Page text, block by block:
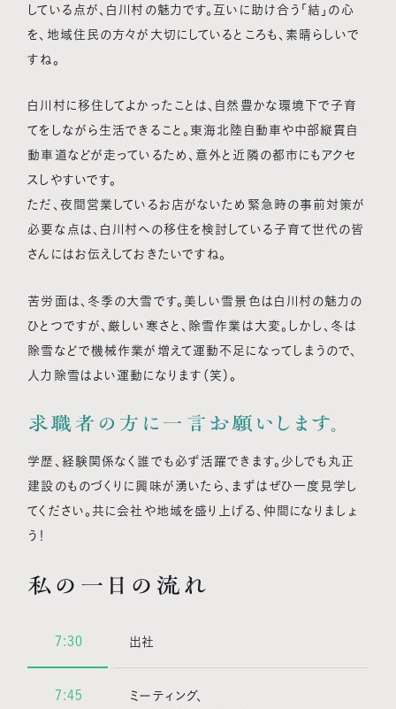
している点が、白川村の魅力です。互いに助け合う「結」の心
を、地域住民の方々が大切にしているところも、素晴らしいで
すね。
白川村に移住してよかったことは、自然豊かな環境下で子育
てをしながら生活できること。東海北陸自動車や中部縦貫自
動車道などが走っているため、意外と近隣の都市にもアクセ
スしやすいです。
ただ、夜間営業しているお店がないため緊急時の事前対策が
必要な点は、白川村への移住を検討している子育て世代の皆
さんにはお伝えしておきたいですね。
苦労面は、冬季の大雪です。美しい雪景色は白川村の魅力の
ひとつですが、厳しい寒さと、除雪作業は大変。しかし、冬は
除雪などで機械作業が増えて運動不足になってしまうので、
人力除雪はよい運動になります（笑）。
求職者の方に一言お願いします。
学歴、経験関係なく誰でも必ず活躍できます。少しでも丸正
建設のものづくりに興味が湧いたら、まずはぜひ一度見学し
てください。共に会社や地域を盛り上げる、仲間になりましょ
う！
私の一日の流れ
7:30 出社
7:45
ミーティング、